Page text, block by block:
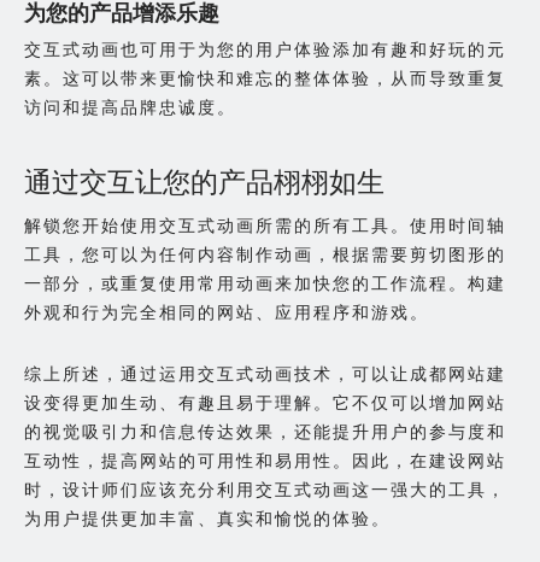
为您的产品增添乐趣
交互式动画也可用于为您的用户体验添加有趣和好玩的元
素。这可以带来更愉快和难忘的整体体验，从而导致重复
访问和提高品牌忠诚度。
通过交互让您的产品栩栩如生
解锁您开始使用交互式动画所需的所有工具。使用时间轴
工具，您可以为任何内容制作动画，根据需要剪切图形的
一部分，或重复使用常用动画来加快您的工作流程。构建
外观和行为完全相同的网站、应用程序和游戏。
综上所述，通过运用交互式动画技术，可以让成都网站建
设变得更加生动、有趣且易于理解。它不仅可以增加网站
的视觉吸引力和信息传达效果，还能提升用户的参与度和
互动性，提高网站的可用性和易用性。因此，在建设网站
时，设计师们应该充分利用交互式动画这一强大的工具，
为用户提供更加丰富、真实和愉悦的体验。